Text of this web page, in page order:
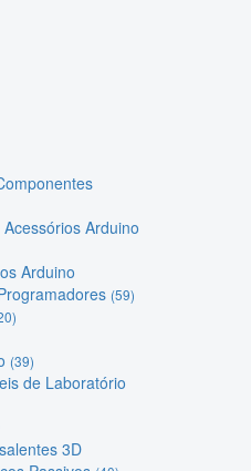
Arduino
Arduino
(59)
(39)
de Laboratório
3D